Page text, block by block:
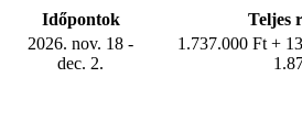
Időpontok
Teljes
2026. nov. 18 -
dec. 2.
1.737.000 Ft +